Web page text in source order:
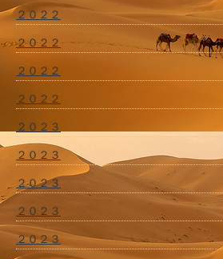
２０２２
２０２２
２０２２
２０２２
２０２３
２０２３
２０２３
２０２３
２０２３